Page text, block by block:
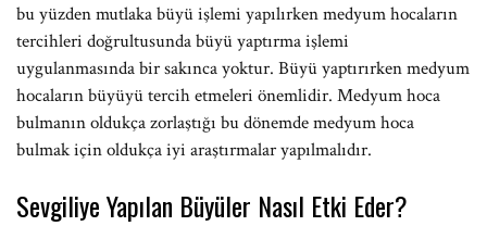
bu yüzden mutlaka büyü işlemi yapılırken medyum hocaların
tercihleri doğrultusunda büyü yaptırma işlemi
uygulanmasında bir sakınca yoktur. Büyü yaptırırken medyum
hocaların büyüyü tercih etmeleri önemlidir. Medyum hoca
bulmanın oldukça zorlaştığı bu dönemde medyum hoca
bulmak için oldukça iyi araştırmalar yapılmalıdır.
Sevgiliye Yapılan Büyüler Nasıl Etki Eder?